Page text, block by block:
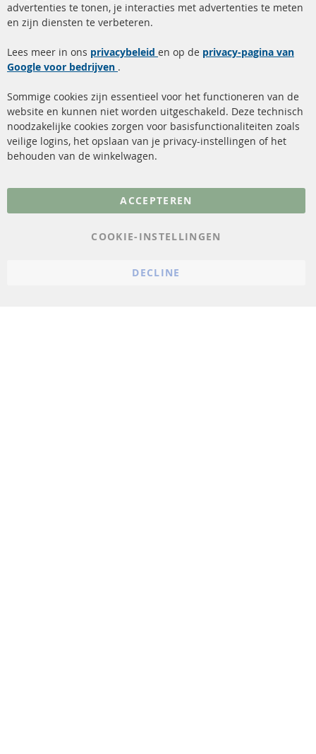
Snelle links
Roetfilter reiniging
Katalysator (KAT)
sensoren
FAQ
Kundenservice
Verzendingskosten
Contact
Annuleer contract
Gegevensbescherming
advertenties te tonen, je interacties met advertenties te meten
en zijn diensten te verbeteren.
Lees meer in ons privacybeleid en op de privacy-pagina van
Google voor bedrijven .
Sommige cookies zijn essentieel voor het functioneren van de
website en kunnen niet worden uitgeschakeld. Deze technisch
noodzakelijke cookies zorgen voor basisfunctionaliteiten zoals
veilige logins, het opslaan van je privacy-instellingen of het
behouden van de winkelwagen.
ACCEPTEREN
COOKIE-INSTELLINGEN
DECLINE